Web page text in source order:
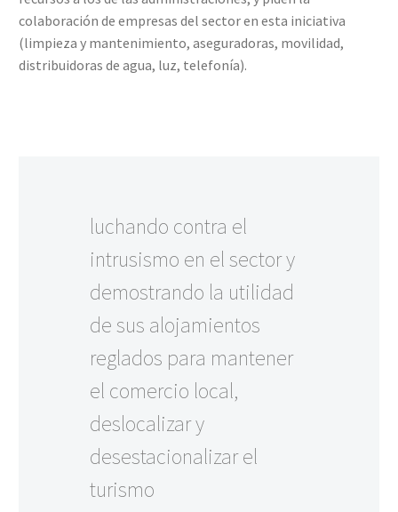
colaboración de empresas del sector en esta iniciativa
(limpieza y mantenimiento, aseguradoras, movilidad,
distribuidoras de agua, luz, telefonía).
luchando contra el
intrusismo en el sector y
demostrando la utilidad
de sus alojamientos
reglados para mantener
el comercio local,
deslocalizar y
desestacionalizar el
turismo